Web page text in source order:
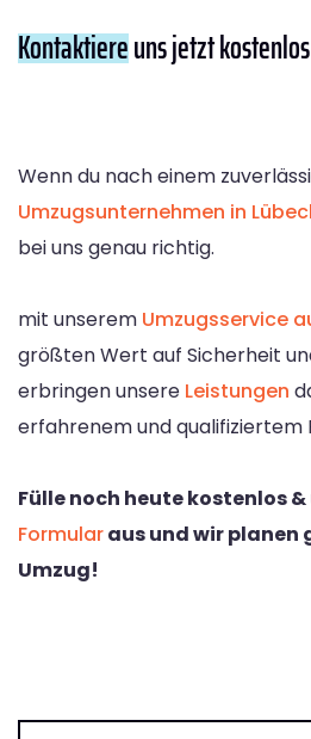
Kontaktiereuns jetzt
Wenn du nach einem
Umzugsunternehmen in
bei uns genau richtig.
mit unserem Umzugsservice
größten Wert auf Sicherheit
erbringen unsere Leistungen
erfahrenem und qualifiziertem
Fülle noch heute kostenlos
Formularaus und wir planen
Umzug!